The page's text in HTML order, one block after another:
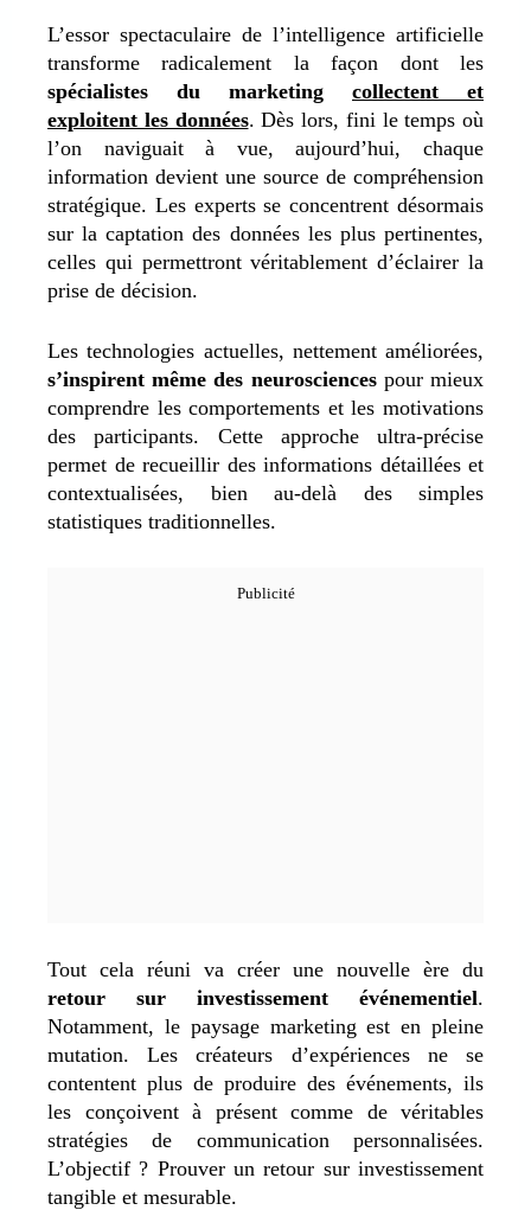
L’essor spectaculaire de l’intelligence artificielle
transforme radicalement la façon dont les
spécialistes du marketing collectent et
exploitent les données. Dès lors, fini le temps où
l’on naviguait à vue, aujourd’hui, chaque
information devient une source de compréhension
stratégique. Les experts se concentrent désormais
sur la captation des données les plus pertinentes,
celles qui permettront véritablement d’éclairer la
prise de décision.
Les technologies actuelles, nettement améliorées,
s’inspirent même des neurosciencespour mieux
comprendre les comportements et les motivations
des participants. Cette approche ultra-précise
permet de recueillir des informations détaillées et
contextualisées, bien au-delà des simples
statistiques traditionnelles.
Tout cela réuni va créer une nouvelle ère du
retour sur investissement événementiel.
Notamment, le paysage marketing est en pleine
mutation.
Les créateurs d’expériences ne se
contentent plus de produire des événements, ils
les conçoivent à présent comme de véritables
stratégies de communication personnalisées.
L’objectif ? Prouver un retour sur investissement
tangible et mesurable.